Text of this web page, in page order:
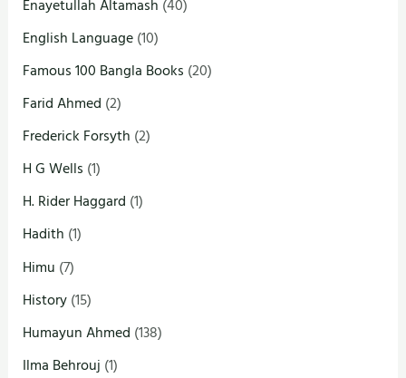
Enayetullah Altamash (40)
English Language(10)
Famous 100 Bangla Books (20)
Farid Ahmed (2)
Frederick Forsyth (2)
H G Wells (1)
H. Rider Haggard (1)
Hadith (1)
Himu (7)
History(15)
Humayun Ahmed (138)
Ilma Behrouj (1)